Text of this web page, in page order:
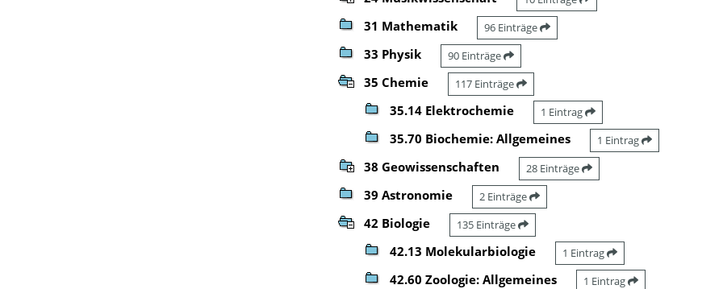
31 Mathematik 96 Einträge
33 Physik 90 Einträge
35 Chemie 117 Einträge
35.14 Elektrochemie 1 Eintrag
35.70 Biochemie: Allgemeines 1 Eintrag
38 Geowissenschaften 28 Einträge
39 Astronomie 2 Einträge
42 Biologie 135 Einträge
42.13 Molekularbiologie 1 Eintrag
42.60 Zoologie: Allgemeines 1 Eintrag